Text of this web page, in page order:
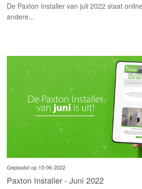
De Paxton Installer van juli 2022 staat
andere...
Geplaatst op 15-06-2022
Paxton Installer - Juni 2022